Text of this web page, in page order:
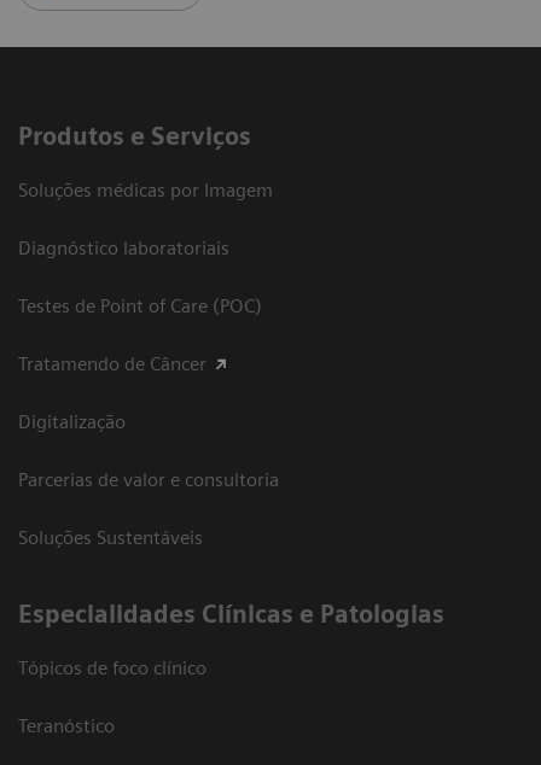
Produtos e Serviços
Soluções médicas por Imagem
Diagnóstico laboratoriais
Testes de Point of Care (POC)
Tratamendo de Câncer
Digitalização
Parcerias de valor e consultoria
Soluções Sustentáveis
​Especialidades Clínicas e Patologias
Tópicos de foco clínico
Teranóstico